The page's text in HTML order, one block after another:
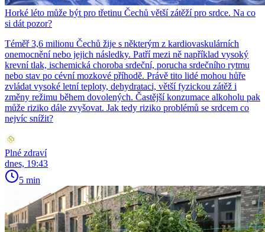
Horké léto může být pro třetinu Čechů větší zátěží pro srdce. Na co
si dát pozor?
Téměř 3,6 milionu Čechů žije s některým z kardiovaskulárních
onemocnění nebo jejich následky. Patří mezi ně například vysoký
krevní tlak, ischemická choroba srdeční, porucha srdečního rytmu
nebo stav po cévní mozkové příhodě. Právě tito lidé mohou hůře
zvládat vysoké letní teploty, dehydrataci, větší fyzickou zátěž i
změny režimu během dovolených. Častější konzumace alkoholu pak
může riziko dále zvyšovat. Jak tedy riziko problémů se srdcem co
nejvíc snížit?
Plné zdraví
dnes, 19:43
5 min